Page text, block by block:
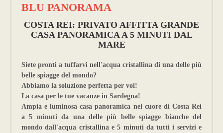
BLU PANORAMA
COSTA REI: PRIVATO AFFITTA GRANDE
CASA PANORAMICA A 5 MINUTI DAL
MARE
Siete pronti a tuffarvi nell'acqua cristallina di una delle più
belle spiagge del mondo?
Abbiamo la soluzione perfetta per voi!
La casa per le tue vacanze in Sardegna!
Ampia e luminosa casa panoramica nel cuore di Costa Rei
a 5 minuti da una delle più belle spiagge bianche del
mondo dall'acqua cristallina e 5 minuti da tutti i servizi e